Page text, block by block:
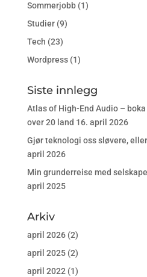
Sommerjobb(1)
Studier(9)
Tech (23)
Wordpress(1)
Siste innlegg
Atlas of High-End Audio –
over 20 land 16. april 2026
Gjør teknologi oss sløvere,
april 2026
Min grunderreise med
april 2025
Arkiv
april 2026(2)
april 2025(2)
april 2022(1)